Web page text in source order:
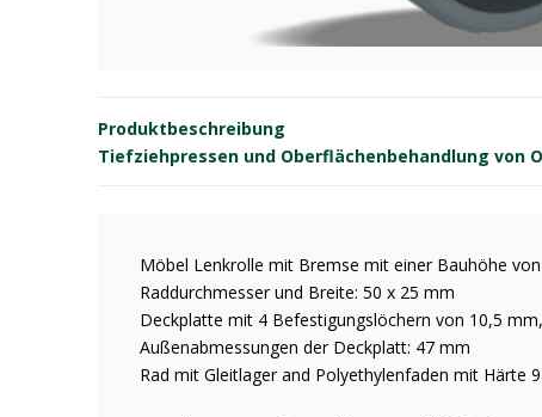
Produktbeschreibung
Tiefziehpressen und Oberflächenbehandlung von
Möbel Lenkrolle mit Bremse mit einer Bauhöhe
Raddurchmesser und Breite: 50 x 25 mm
Deckplatte mit 4 Befestigungslöchern von 10,5
Außenabmessungen der Deckplatt: 47 mm
Rad mit Gleitlager and Polyethylenfaden mit Härte